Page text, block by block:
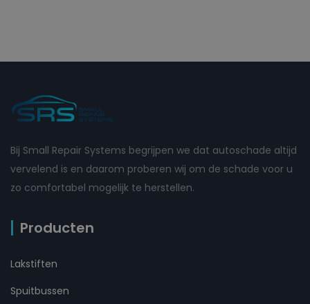
Bij Small Repair Systems begrijpen we dat autoschade altijd
vervelend is en daarom proberen wij om de schade voor u
zo comfortabel mogelijk te herstellen.
Producten
Lakstiften
Spuitbussen